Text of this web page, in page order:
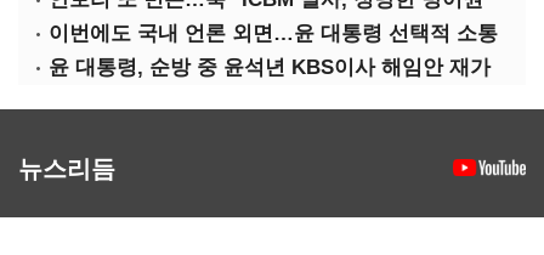
이번에도 국내 언론 외면…윤 대통령 선택적 소통
윤 대통령, 순방 중 윤석년 KBS이사 해임안 재가
뉴스리듬